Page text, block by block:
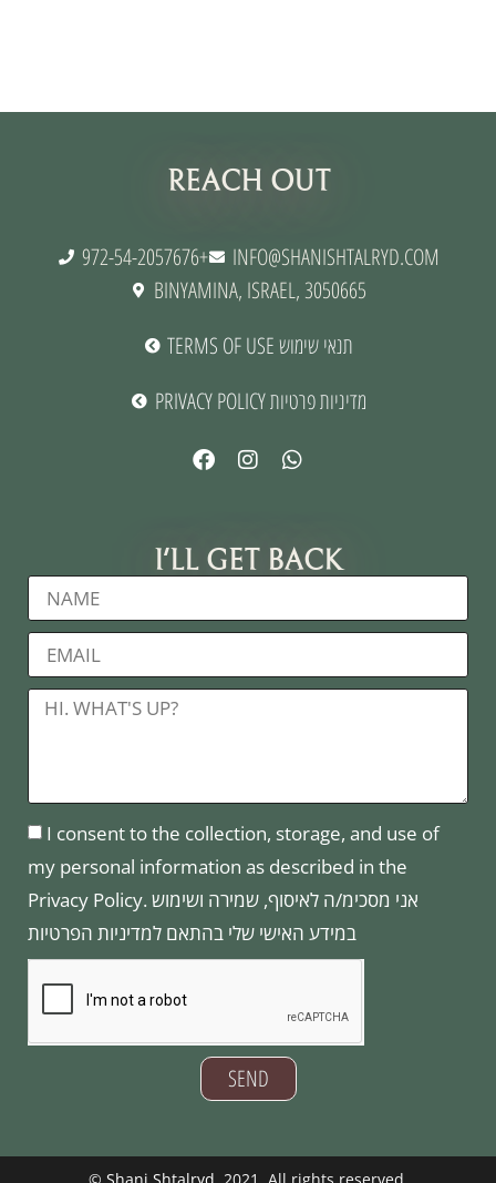
REACH OUT
972-54-2057676+
INFO@SHANISHTALRYD.COM
BINYAMINA, ISRAEL, 3050665
TERMS OF USE תנאי שימוש
PRIVACY POLICY מדיניות פרטיות
I'LL GET BACK
I consent to the collection, storage, and use of
my personal information as described in the
Privacy Policy. אני מסכימ/ה לאיסוף, שמירה ושימוש
במידע האישי שלי בהתאם למדיניות הפרטיות
SEND
© Shani Shtalryd , 2021, All rights reserved.